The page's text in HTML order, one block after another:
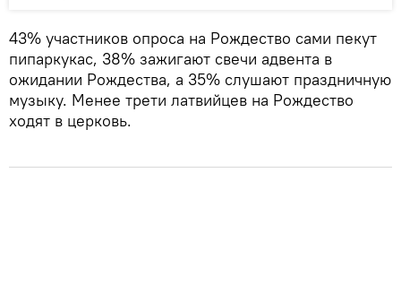
43% участников опроса на Рождество сами пекут
пипаркукас, 38% зажигают свечи адвента в
ожидании Рождества, а 35% слушают праздничную
музыку. Менее трети латвийцев на Рождество
ходят в церковь.